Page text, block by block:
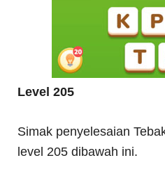
Level 205
Simak penyelesaian
level 205 dibawah ini.